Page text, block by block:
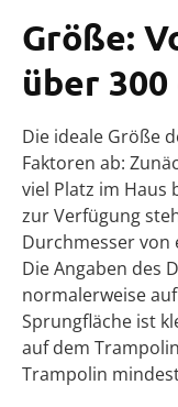
Größe:
über 300
Die ideale Größe
Faktoren ab:
viel Platz im Haus
zur Verfügung
Durchmesser von
Die Angaben des
normalerweise
Sprungfläche ist
auf dem
Trampolin